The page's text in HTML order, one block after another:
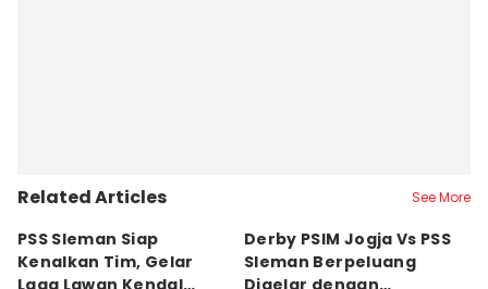
Related Articles See More
PSS Sleman Siap
Kenalkan Tim, Gelar
Laga Lawan Kendal
Derby PSIM Jogja Vs PSS
Sleman Berpeluang
Digelar dengan